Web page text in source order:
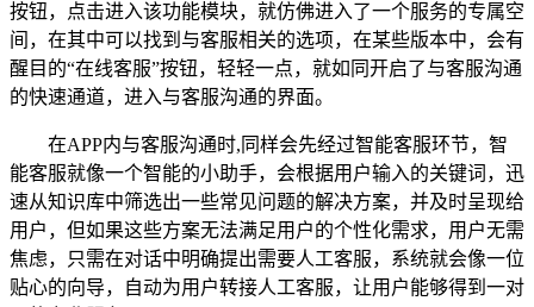
按钮，点击进入该功能模块，就仿佛进入了一个服务的专属空
间，在其中可以找到与客服相关的选项，在某些版本中，会有
醒目的“在线客服”按钮，轻轻一点，就如同开启了与客服沟通
的快速通道，进入与客服沟通的界面。
在APP内与客服沟通时,同样会先经过智能客服环节，智
能客服就像一个智能的小助手，会根据用户输入的关键词，迅
速从知识库中筛选出一些常见问题的解决方案，并及时呈现给
用户，但如果这些方案无法满足用户的个性化需求，用户无需
焦虑，只需在对话中明确提出需要人工客服，系统就会像一位
贴心的向导，自动为用户转接人工客服，让用户能够得到一对